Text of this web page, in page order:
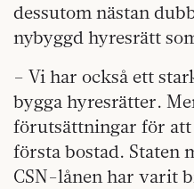
dessutom nästan
nybyggd hyresrätt
– Vi har också ett
bygga hyresrätter.
förutsättningar för
första bostad. Staten
CSN-lånen har varit